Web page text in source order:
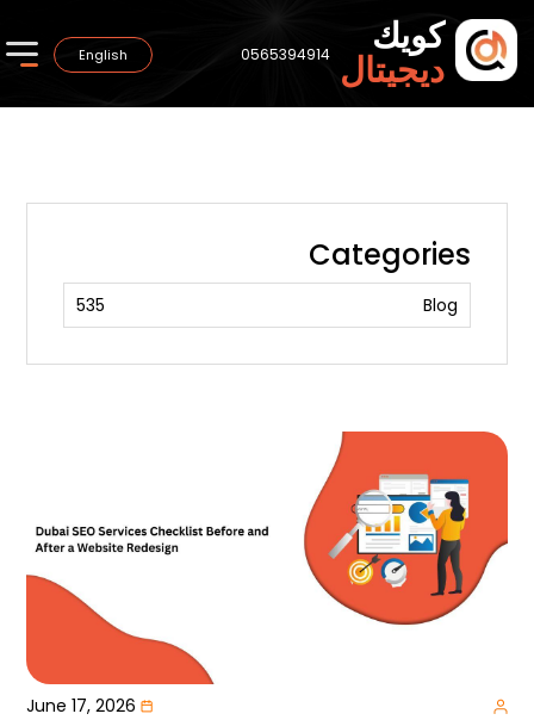
كويك
ديجيتال 0565394914
English
June 17, 2026
Categories
Blog
535